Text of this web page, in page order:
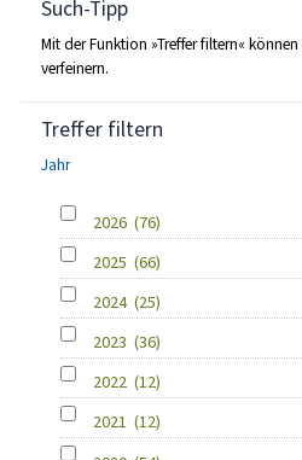
Such-Tipp
Mit der Funktion »Treffer filtern«
verfeinern.
Treffer filtern
Jahr
2026 (76)
2025 (66)
2024 (25)
2023 (36)
2022 (12)
2021 (12)